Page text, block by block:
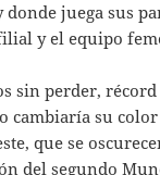
juega sus
y el equipo
sin perder,
cambiaría su
que se
del segundo